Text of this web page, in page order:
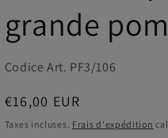
grande
Codice Art. PF3/106
Prix
habituel
€16,00 EUR
Taxes incluses. Frais d'expédition